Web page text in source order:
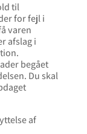
til
for fejl i
varen
afslag i
begået
Du skal
af